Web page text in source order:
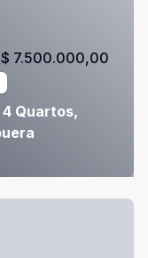
Quartos,
7.500.000,00